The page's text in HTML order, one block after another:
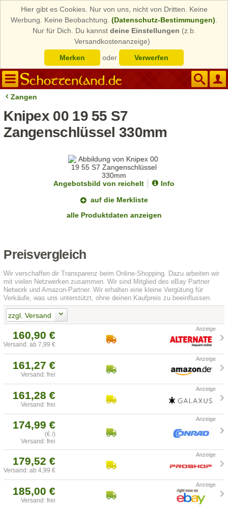
Hier gibt es Cookies. Nur von uns, nicht von Dritten. Keine
Werbung. Keine Beobachtung. (Datenschutz-Bestimmungen)
Nur für Dich. Du kannst deine Einstellungen (z.b.
Versandkostenanzeige)
Merken
oder Verwerfen
Zangen
Knipex 00 19 55 S7
Zangenschlüssel 330mm
Angebotsbild von reichelt
Info
auf die Merkliste
alle Produktdaten anzeigen
Preisvergleich
Wir verschaffen dir Transparenz beim Online-Shopping. Dazu arbeiten wir
mit vielen Netzwerken zusammen. Wir sind Mitglied des eBay Partner
Network und Amazon-Partner. Wir erhalten eine kleine Vergütung für
Verkäufe, was uns unterstützt, ohne deinen Kaufpreis zu beeinflussen.
zzgl. Versand
160,90 €
Versand: ab 7,99 €
161,27 €
Versand: frei
161,28 €
Versand: frei
174,99 €
(€ /)
Versand: frei
179,52 €
Versand: ab 4,99 €
185,00 €
Versand: frei